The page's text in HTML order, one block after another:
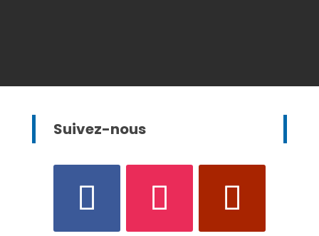
Suivez-nous